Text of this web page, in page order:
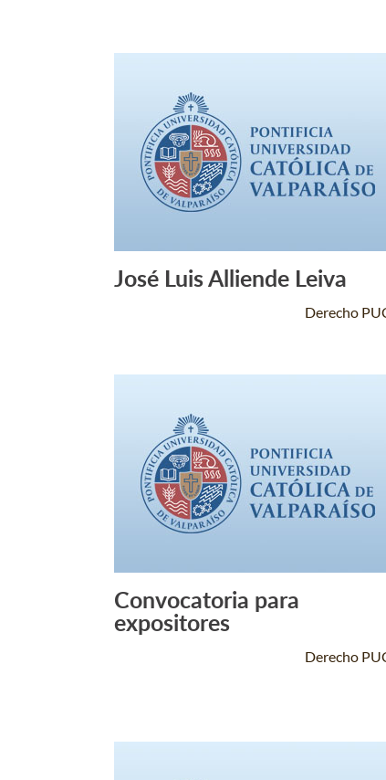
Leer Más +
José Luis Alliende Leiva
Derecho
Leer Más +
Convocatoria para
expositores
Derecho